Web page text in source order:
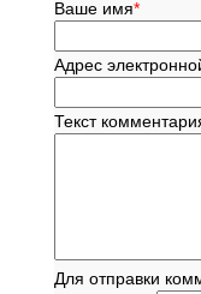
Ваше имя*
Адрес
Текст
Для отправки